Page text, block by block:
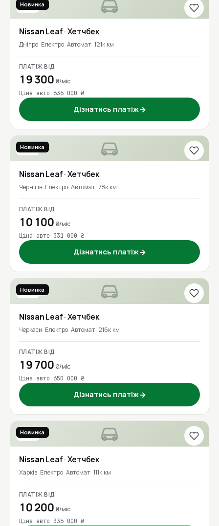
2019
Новинка
NissanLeaf· Хетчбек
Дніпро Електро Автомат 121к км
ПЛАТІЖ ВІД
19 300 ₴/міс
Ціна авто 636 000 ₴
Дізнатись платіж→
2016
Новинка
NissanLeaf· Хетчбек
Чернігів Електро Автомат 78к км
ПЛАТІЖ ВІД
10 100 ₴/міс
Ціна авто 331 000 ₴
Дізнатись платіж→
2021
Новинка
NissanLeaf· Хетчбек
Черкаси Електро Автомат 216к км
ПЛАТІЖ ВІД
19 700 ₴/міс
Ціна авто 650 000 ₴
Дізнатись платіж→
2016
Новинка
NissanLeaf· Хетчбек
Харків Електро Автомат 111к км
ПЛАТІЖ ВІД
10 200 ₴/міс
Ціна авто 336 000 ₴